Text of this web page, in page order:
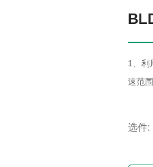
1、利
速范围
选件: